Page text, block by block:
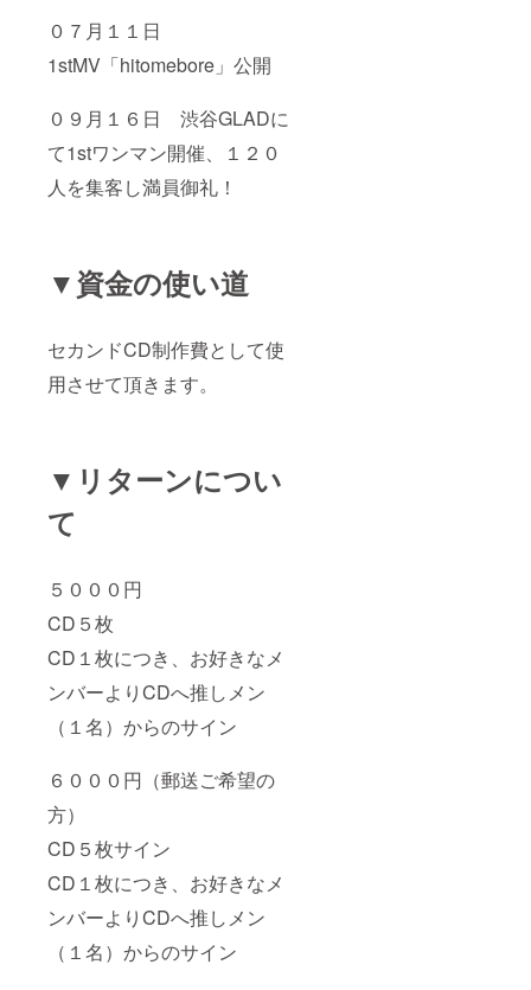
０７月１１日
1stMV「hitomebore」公開
０９月１６日 渋谷GLADに
て1stワンマン開催、１２０
人を集客し満員御礼！
▼資金の使い道
セカンドCD制作費として使
用させて頂きます。
▼リターンについ
て
５０００円
CD５枚
CD１枚につき、お好きなメ
ンバーよりCDへ推しメン
（１名）からのサイン
６０００円（郵送ご希望の
方）
CD５枚サイン
CD１枚につき、お好きなメ
ンバーよりCDへ推しメン
（１名）からのサイン